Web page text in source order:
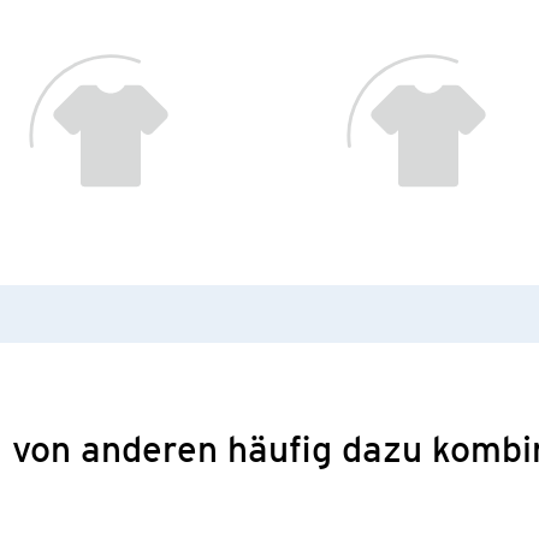
von anderen häufig dazu